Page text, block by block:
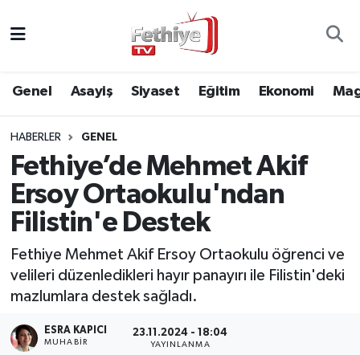
Genel Asayiş Siyaset Eğitim Ekonomi
HABERLER GENEL
Fethiye’de Mehmet Akif
Ersoy Ortaokulu'ndan
Filistin'e Destek
Fethiye Mehmet Akif Ersoy Ortaokulu öğrenci ve
velileri düzenledikleri hayır panayırı ile Filistin'deki
mazlumlara destek sağladı.
ESRA KAPICI
MUHABİR
23.11.2024 - 18:04
YAYINLANMA
Asayiş
Eğitim
Ekonomi
Kültür
Spor
Muğla Hava Durumu
Muğla Namaz Vakitleri
Muğla Trafik Yoğunluk Haritası
Süper Lig Puan Durumu ve Fikstür
Tüm Manşetler
Son Dakika Haberleri
Haber Arşivi